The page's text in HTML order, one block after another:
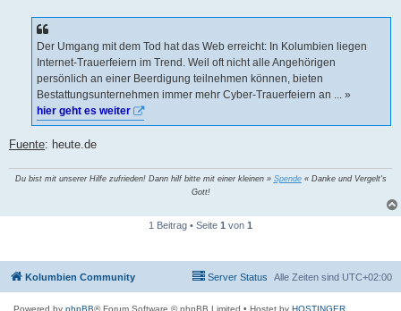
Der Umgang mit dem Tod hat das Web erreicht: In Kolumbien liegen
Internet-Trauerfeiern im Trend. Weil oft nicht alle Angehörigen
persönlich an einer Beerdigung teilnehmen können, bieten
Bestattungsunternehmen immer mehr Cyber-Trauerfeiern an ... »
hier geht es weiter
Fuente: heute.de
Du bist mit unserer Hilfe zufrieden! Dann hilf bitte mit einer kleinen » Spende« Danke und Vergelt's
Gott!
1 Beitrag • Seite 1 von 1
Kolumbien Community Alle Zeiten sind UTC+02:00
Server Status
Powered by phpBB® Forum Software © phpBB Limited • Hostet by HOSTINGER